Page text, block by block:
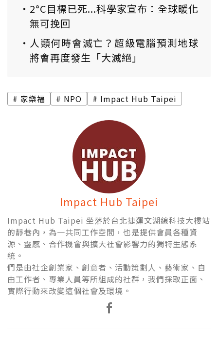
2°C目標已死...科學家宣布：全球暖化
無可挽回
人類何時會滅亡？超級電腦預測地球
將會再度發生「大滅絕」
家樂福 NPO Impact Hub Taipei
Impact Hub Taipei
Impact Hub Taipei 坐落於台北捷運文湖線科技大樓站
的靜巷內，為一共同工作空間，也是提供會員各種資
源、靈感、合作機會與擴大社會影響力的獨特生態系
統。
們是由社企創業家、創意者、活動策劃人、藝術家、自
由工作者、專業人員等所組成的社群，我們採取正面、
實際行動來改變這個社會及環境。